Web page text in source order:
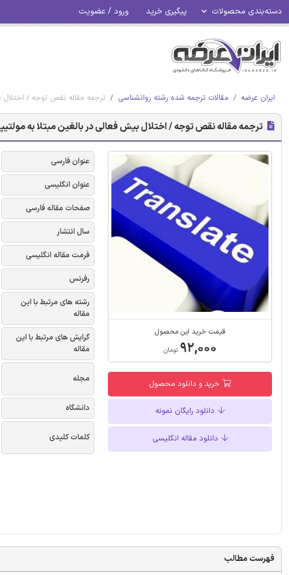
دسته‌بندی محصولات پیگیری خرید ورود / عضویت
ایران عرضه مقالات ترجمه شده رشته روانشناسی ترجمه مقاله نقص توجه /
ترجمه مقاله نقص توجه / اختلال بیش فعالی در بالغین مبتلا به
قیمت خرید این محصول
۹۲,۰۰۰ تومان
خرید و دانلود محصول
دانلود رایگان نمونه
دانلود مقاله انگلیسی
عنوان فارسی
عنوان انگلیسی
صفحات مقاله فارسی
سال انتشار
فرمت مقاله انگلیسی
رفرنس
رشته های مرتبط با این
مقاله
گرایش های مرتبط با این
مقاله
مجله
دانشگاه
کلمات کلیدی
فهرست مطالب